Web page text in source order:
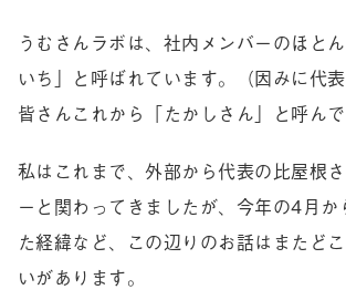
うむさんラボは、社内メンバーのほと
いち」と呼ばれています。（因みに代
皆さんこれから「たかしさん」と呼ん
私はこれまで、外部から代表の比屋根
ーと関わってきましたが、今年の4月
た経緯など、この辺りのお話はまたど
いがあります。